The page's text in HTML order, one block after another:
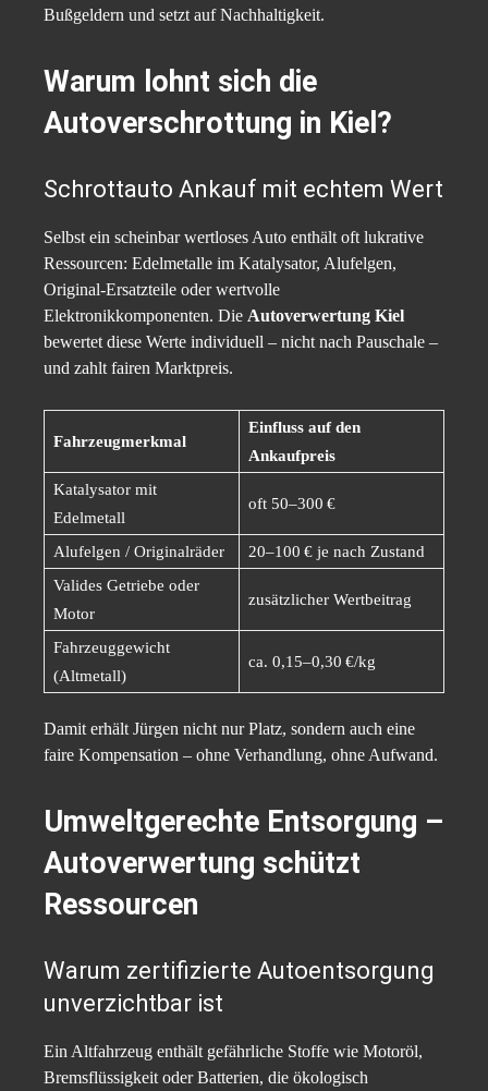
Bußgeldern und setzt auf Nachhaltigkeit.
Warum lohnt sich die
Autoverschrottung in Kiel?
Schrottauto Ankauf mit echtem Wert
Selbst ein scheinbar wertloses Auto enthält oft lukrative
Ressourcen: Edelmetalle im Katalysator, Alufelgen,
Original-Ersatzteile oder wertvolle
Elektronikkomponenten. Die Autoverwertung Kiel
bewertet diese Werte individuell – nicht nach Pauschale –
und zahlt fairen Marktpreis.
Fahrzeugmerkmal
Einfluss auf den
Ankaufpreis
Katalysator mit
Edelmetall
oft 50–300 €
Alufelgen / Originalräder
20–100 € je nach Zustand
Valides Getriebe oder
Motor
zusätzlicher Wertbeitrag
Fahrzeuggewicht
(Altmetall)
ca. 0,15–0,30 €/kg
Damit erhält Jürgen nicht nur Platz, sondern auch eine
faire Kompensation – ohne Verhandlung, ohne Aufwand.
Umweltgerechte Entsorgung –
Autoverwertung schützt
Ressourcen
Warum zertifizierte Autoentsorgung
unverzichtbar ist
Ein Altfahrzeug enthält gefährliche Stoffe wie Motoröl,
Bremsflüssigkeit oder Batterien, die ökologisch